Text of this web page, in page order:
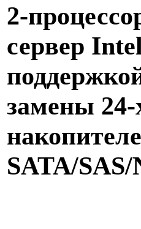
2-
сервер
замены 24-
SATA/